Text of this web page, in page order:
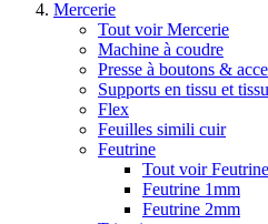
Mercerie
Tout voir Mercerie
Machine à coudre
Presse à boutons &
Supports en tissu et
Flex
Feuilles simili cuir
Feutrine
Tout voir Feutrine
Feutrine 1mm
Feutrine 2mm